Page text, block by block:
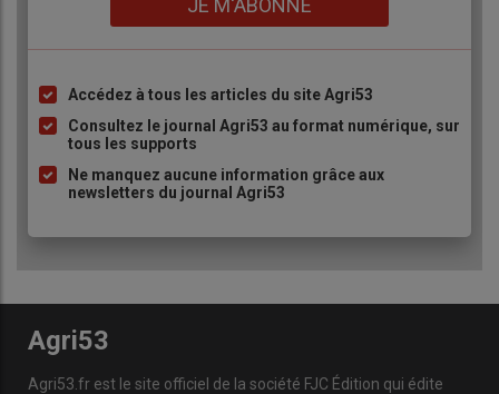
JE M'ABONNE
Liste
à
puce
Accédez à tous les articles du site Agri53
Consultez le journal Agri53 au format numérique, sur
tous les supports
Ne manquez aucune information grâce aux
newsletters du journal Agri53
Agri53
Agri53.fr est le site officiel de la société FJC Édition qui édite